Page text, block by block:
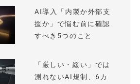
AI導入「内製か外部支
援か」で悩む前に確認
すべき5つのこと
「厳しい・緩い」では
測れないAI規制、6カ